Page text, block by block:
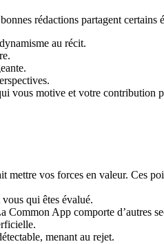
rédactions partagent certains
au récit.
vous motive et votre contribution
vos forces en valeur. Ces
qui êtes évalué.
App comporte d’autres
menant au rejet.